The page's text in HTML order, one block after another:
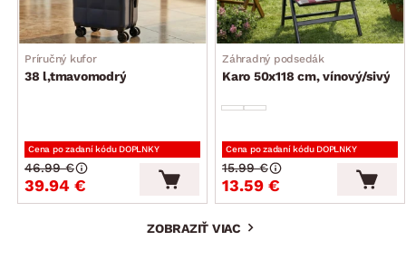
Príručný kufor
38 l,tmavomodrý
Cena po zadaní kódu DOPLNKY
39.94 €
46.99 €
Záhradný podsedák
Karo 50x118 cm, vínový/sivý
Cena po zadaní kódu DOPLNKY
13.59 €
15.99 €
ZOBRAZIŤ VIAC